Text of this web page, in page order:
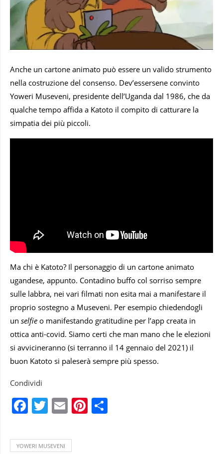
Anche un cartone animato può essere un valido strumento
nella costruzione del consenso. Dev’essersene convinto
Yoweri Museveni, presidente dell’Uganda dal 1986, che da
qualche tempo affida a Katoto il compito di catturare la
simpatia dei più piccoli.
Ma chi è Katoto? Il personaggio di un cartone animato
ugandese, appunto. Contadino buffo col sorriso sempre
sulle labbra, nei vari filmati non esita mai a manifestare il
proprio sostegno a Museveni. Per esempio chiedendogli
un selfie o manifestando gratitudine per l’app creata in
ottica anti-covid. Siamo certi che man mano che le elezioni
si avvicineranno (si terranno il 14 gennaio del 2021) il
buon Katoto si paleserà sempre più spesso.
Condividi
Facebook
Twitter
EmailPinterest
YOWERI MUSEVENI